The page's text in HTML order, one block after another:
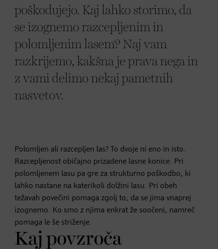
poškodujejo. Kaj lahko storimo, da
se izognemo razcepljenim in
polomljenim lasem? Naj vam
razkrijemo, kakšna je prava nega in
z vami delimo nekaj pametnih
nasvetov.
Polomljen ali razcepljen las? To dvoje ni eno in isto.
Razcepljenost običajno prizadene lasne konice. Pri
polomljenem lasu pa gre za strukturno poškodbo, ki
lahko nastane na katerikoli dolžini lasu. Pri obeh
težavah povečini pomaga zgolj to, da se jima vnaprej
izognemo. Ko smo z njima enkrat že soočeni, namreč
pomaga le še striženje.
Kaj povzroča